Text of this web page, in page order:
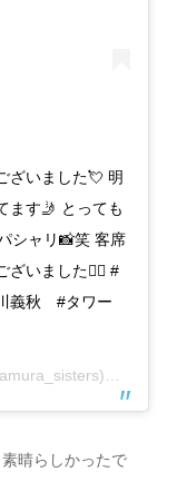
ざいました💘 明
ます🤳 とっても
シャリ📸笑 客席
ざいました👯‍♀️ #
義秋 #タワー
がシェアした投稿 –
晴らしかったで